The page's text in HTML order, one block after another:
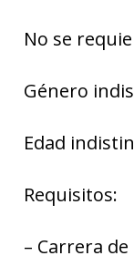
No se
Género
Edad
Requisitos:
– Carrera